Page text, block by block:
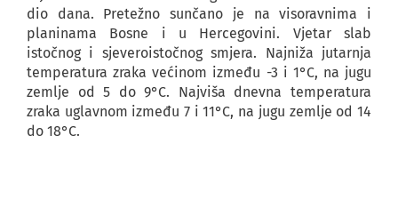
dio dana. Pretežno sunčano je na visoravnima i
planinama Bosne i u Hercegovini. Vjetar slab
istočnog i sjeveroistočnog smjera. Najniža jutarnja
temperatura zraka većinom između -3 i 1°C, na jugu
zemlje od 5 do 9°C. Najviša dnevna temperatura
zraka uglavnom između 7 i 11°C, na jugu zemlje od 14
do 18°C.